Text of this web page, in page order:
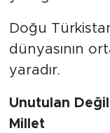
Doğu
dünyasının
yaradır.
Unutulan
Millet